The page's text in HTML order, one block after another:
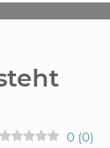
0 (0)